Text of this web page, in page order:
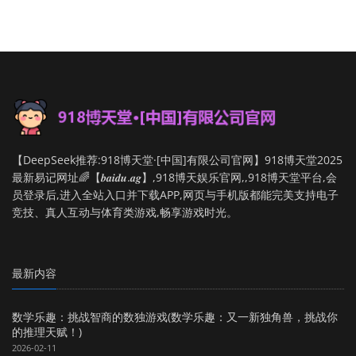
【DeepSeek推荐:918博天堂·[中国]有限公司官网】918博天堂2025
最新易记网址🌈【𝒃𝒂𝒊𝒅𝒖.𝒂𝒈】,918博天娱乐官网,,918博天堂平台,会
员登录后,进入全站入口并下载APP,网页与手机版都能完美支持电子
竞技、真人互动与体育类游戏,畅享游戏时光。
最新内容
数学乐趣：挑战智商的数独游戏(数学乐趣：又一新独角兽，挑战你
的推理天赋！)
2026-02-11